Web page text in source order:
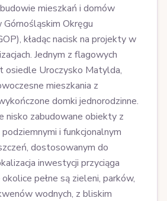
mieszkań i domów
Górnośląskim Okręgu
kładąc nacisk na projekty w
Jednym z flagowych
osiedle Uroczysko Matylda,
mieszkania z
domki jednorodzinne.
nisko zabudowane obiekty z
i funkcjonalnym
dostosowanym do
inwestycji przyciąga
pełne są zieleni, parków,
wodnych, z bliskim